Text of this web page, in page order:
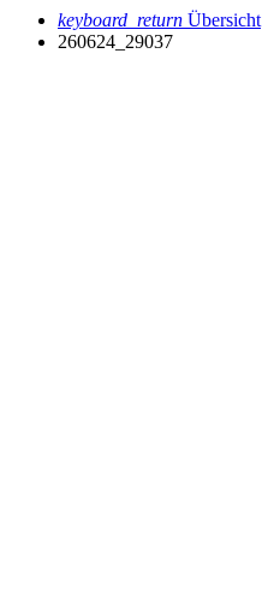
keyboard_return Übersicht
260624_29037